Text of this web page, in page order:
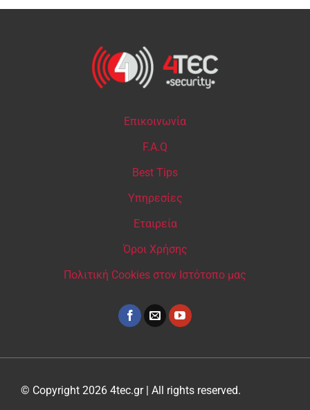
Επικοινωνία
F.A.Q
Best Tips
Υπηρεσίες
Εταιρεία
Όροι Χρήσης
Πολιτική Cookies στον Ιστότοπο μας
© Copyright 2026 4tec.gr | All rights reserved.